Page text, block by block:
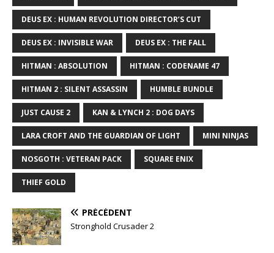
DEUS EX : HUMAN REVOLUTION DIRECTOR’S CUT
DEUS EX : INVISIBLE WAR DEUS EX : THE FALL
HITMAN : ABSOLUTION HITMAN : CODENAME 47
HITMAN 2 : SILENT ASSASSIN HUMBLE BUNDLE
JUST CAUSE 2 KAN & LYNCH 2 : DOG DAYS
LARA CROFT AND THE GUARDIAN OF LIGHT MINI NINJAS
NOSGOTH : VETERAN PACK SQUARE ENIX
THIEF GOLD
PRÉCÉDENT
Stronghold Crusader 2